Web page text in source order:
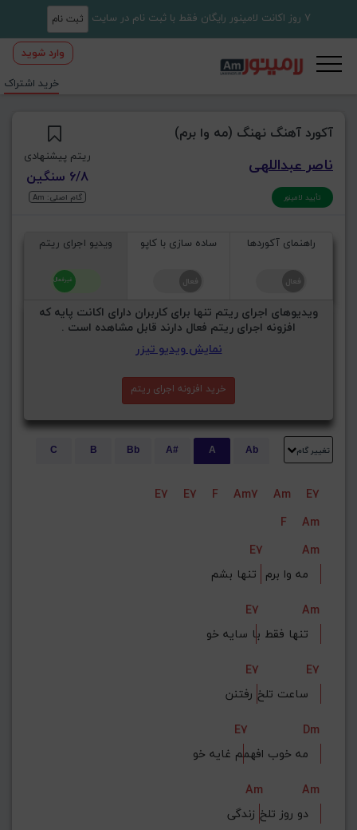
7 روز اکانت لامینور رایگان فقط با ثبت نام در سایت ثبت نام
وارد شوید
خرید اشتراک
آکورد آهنگ نهنگ (مه وا برم)
ناصر عبداللهی
تأیید لامینور
ریتم پیشنهادی
6/8 سنگین
گام اصلی: Am
راهنمای آکوردها ساده سازی با کاپو ویدیو اجرای ریتم
ویدیوهای اجرای ریتم تنها برای کاربران دارای اکانت پایه که
افزونه اجرای ریتم فعال دارند قابل مشاهده است .
نمایش ویدیو تیزر
خرید افزونه اجرای ریتم
تغییر گام Ab
A
A#
Bb
B
C
E7 E7 F Am7 Am
E7
F
Am
E7
Am
مه وا برم
E7
Am
تنها فقط ب
E7
E7
ساعت تلخ
E7
Dm
مه خوب افهم
Am
Am
دو روز تلخ